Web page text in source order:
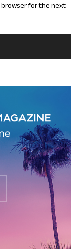
browser for the next